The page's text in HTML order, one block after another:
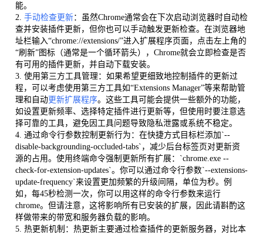
能。
2. 手动检查更新：虽然Chrome通常会在下次启动浏览器时自动检
查并安装插件更新，但你也可以手动触发更新检查。在浏览器地
址栏输入“chrome://extensions/”进入扩展程序页面，点击左上角的
“刷新”图标（通常是一个循环箭头），Chrome就会立即检查是否
有可用的插件更新，并自动下载安装。
3. 使用第三方工具管理：如果希望更细致地控制插件的更新过
程，可以考虑使用第三方工具如“Extensions Manager”等来帮助管
理和自动 更新扩展程序。这些工具可能会提供一些额外的功能，
如设置更新频率、选择特定插件进行更新等，但使用时要注意选
择可靠的工具，避免因工具问题导致隐私泄露或系统不稳定。
4. 通过命令行参数控制更新行为：在快捷方式目标栏添加`--
disable-backgrounding-occluded-tabs`，减少后台标签页对更新资
源的占用。使用终端命令强制更新所有扩展：`chrome.exe --
check-for-extension-updates`。你可以通过命令行参数`--extensions-
update-frequency`来设置更加频繁的升级间隔，单位为秒。例
如，每45秒检测一次，你可以用这样的命令行参数来运行
chrome。但请注意，这将影响所有已安装的扩展，因此请斟酌这
样做带来的带宽和服务器负载的影响。
5. 热更新机制：热更新主要通过检查插件的更新服务器，对比本